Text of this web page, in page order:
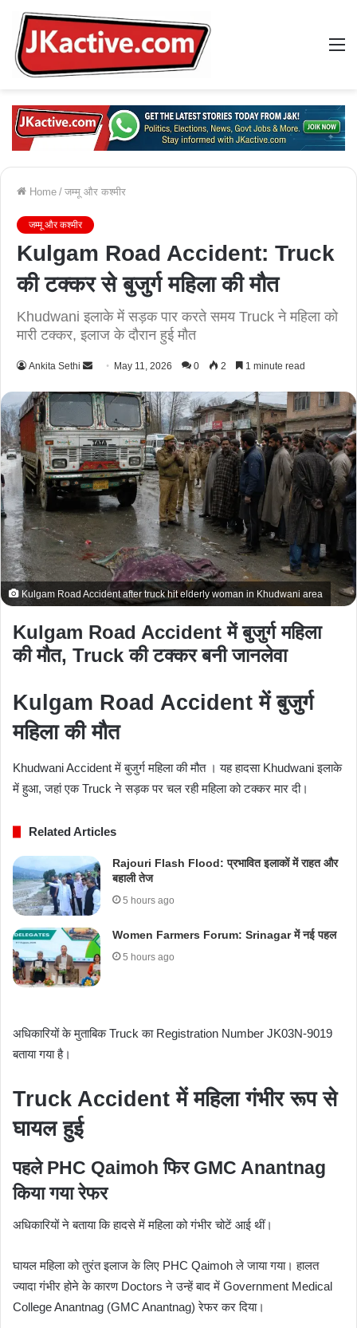
Home / जम्मू और कश्मीर
जम्मू और कश्मीर
Kulgam Road Accident: Truck
की टक्कर से बुजुर्ग महिला की मौत
Khudwani इलाके में सड़क पार करते समय Truck ने महिला को
मारी टक्कर, इलाज के दौरान हुई मौत
Ankita Sethi
n
d
a
n
e
m
a
i
l
May 11, 2026 0 2 1 minute read
Kulgam Road Accident after truck hit elderly woman in Khudwani area
Kulgam Road Accident में बुजुर्ग महिला
की मौत, Truck की टक्कर बनी जानलेवा
Kulgam Road Accident में बुजुर्ग
महिला की मौत
Khudwani Accident में बुजुर्ग महिला की मौत । यह हादसा Khudwani इलाके
में हुआ, जहां एक Truck ने सड़क पर चल रही महिला को टक्कर मार दी।
Related Articles
Rajouri Flash Flood: प्रभावित इलाकों में राहत और
बहाली तेज
5 hours ago
Women Farmers Forum: Srinagar में नई पहल
5 hours ago
अधिकारियों के मुताबिक Truck का Registration Number JK03N-9019
बताया गया है।
Truck Accident में महिला गंभीर रूप से
घायल हुई
पहले PHC Qaimoh फिर GMC Anantnag
किया गया रेफर
अधिकारियों ने बताया कि हादसे में महिला को गंभीर चोटें आई थीं।
घायल महिला को तुरंत इलाज के लिए PHC Qaimoh ले जाया गया। हालत
ज्यादा गंभीर होने के कारण Doctors ने उन्हें बाद में Government Medical
College Anantnag (GMC Anantnag) रेफर कर दिया।